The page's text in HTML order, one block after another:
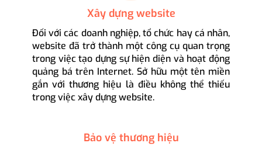
Xây dựng website
Đối với các doanh nghiệp, tổ chức hay cá nhân,
website đã trở thành một công cụ quan trọng
trong việc tạo dựng sự hiện diện và hoạt động
quảng bá trên Internet. Sở hữu một tên miền
gắn với thương hiệu là điều không thể thiếu
trong việc xây dựng website.
Bảo vệ thương hiệu